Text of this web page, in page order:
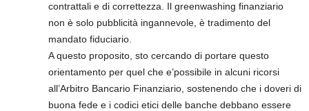
contrattali e di correttezza. Il greenwashing finanziario
non è solo pubblicità ingannevole, è tradimento del
mandato fiduciario.
A questo proposito, sto cercando di portare questo
orientamento per quel che e’possibile in alcuni ricorsi
all’Arbitro Bancario Finanziario, sostenendo che i doveri di
buona fede e i codici etici delle banche debbano essere